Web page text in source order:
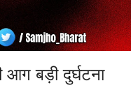
आग बड़ी दुर्घटना